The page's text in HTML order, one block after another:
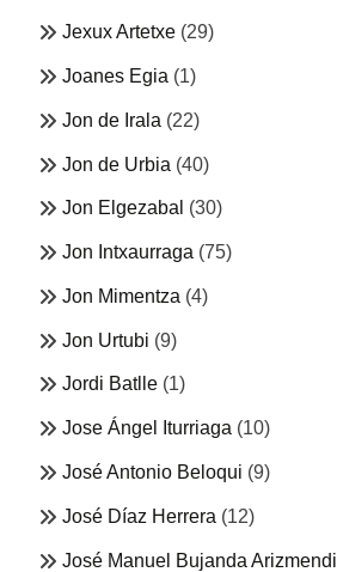
Jexux Artetxe (29)
Joanes Egia (1)
Jon de Irala (22)
Jon de Urbia (40)
Jon Elgezabal (30)
Jon Intxaurraga (75)
Jon Mimentza (4)
Jon Urtubi (9)
Jordi Batlle (1)
Jose Ángel Iturriaga (10)
José Antonio Beloqui (9)
José Díaz Herrera (12)
José Manuel Bujanda Arizmendi